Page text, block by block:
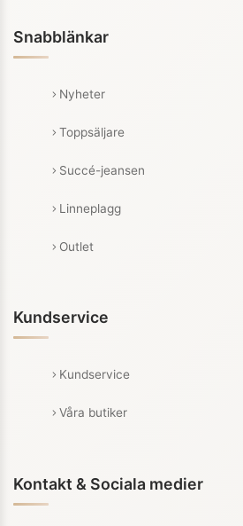
Snabblänkar
Nyheter
Toppsäljare
Succé-jeansen
Linneplagg
Outlet
Kundservice
Kundservice
Våra butiker
Kontakt & Sociala medier